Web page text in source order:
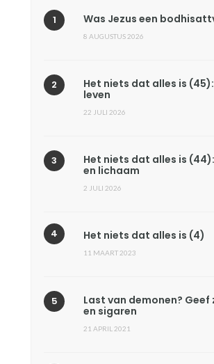
Was Jezus een
8 AUGUSTUS 2026
Het niets dat alles is
leven
22 JULI 2026
Het niets dat alles is
en lichaam
2 JULI 2026
Het niets dat alles is (4)
11 MAART 2023
Last van demonen? Geef
en sigaren
21 APRIL 2021